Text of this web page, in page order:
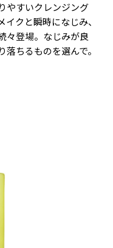
やすいクレンジング
クと瞬時になじみ、
々登場。なじみが良
ちるものを選んで。